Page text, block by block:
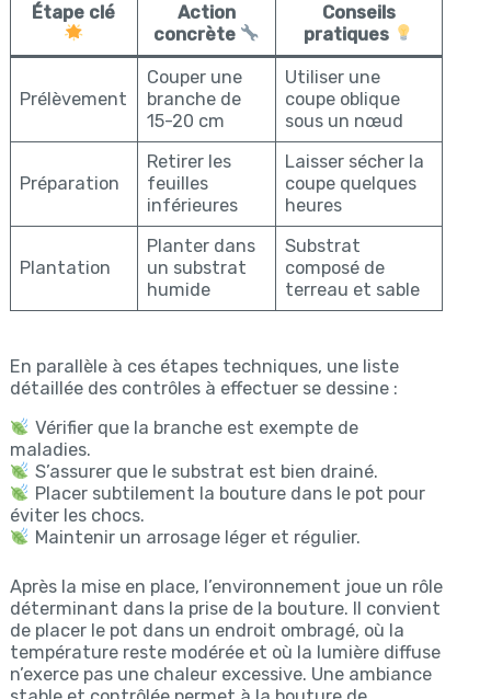
Étape clé
Action
concrète
Conseils
pratiques
Prélèvement
Couper une
branche de
15-20 cm
Utiliser une
coupe oblique
sous un nœud
Préparation
Retirer les
feuilles
inférieures
Laisser sécher la
coupe quelques
heures
Plantation
Planter dans
un substrat
humide
Substrat
composé de
terreau et sable
En parallèle à ces étapes techniques, une liste
détaillée des contrôles à effectuer se dessine :
Vérifier que la branche est exempte de
maladies.
S’assurer que le substrat est bien drainé.
Placer subtilement la bouture dans le pot pour
éviter les chocs.
Maintenir un arrosage léger et régulier.
Après la mise en place, l’environnement joue un rôle
déterminant dans la prise de la bouture. Il convient
de placer le pot dans un endroit ombragé, où la
température reste modérée et où la lumière diffuse
n’exerce pas une chaleur excessive. Une ambiance